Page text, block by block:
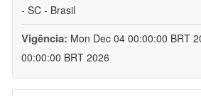
- SC - Brasil
Vigência: Mon Dec 04 00:00:00 BRT
00:00:00 BRT 2026